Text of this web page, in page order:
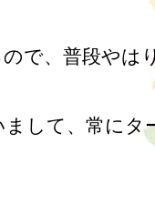
で、普段やは
して、常にタ